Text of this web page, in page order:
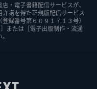
・電子書籍配信サービスが、
諾を得た正規版配信サービス
録番号第６０９１７１３号）
または［電子出版制作・流通